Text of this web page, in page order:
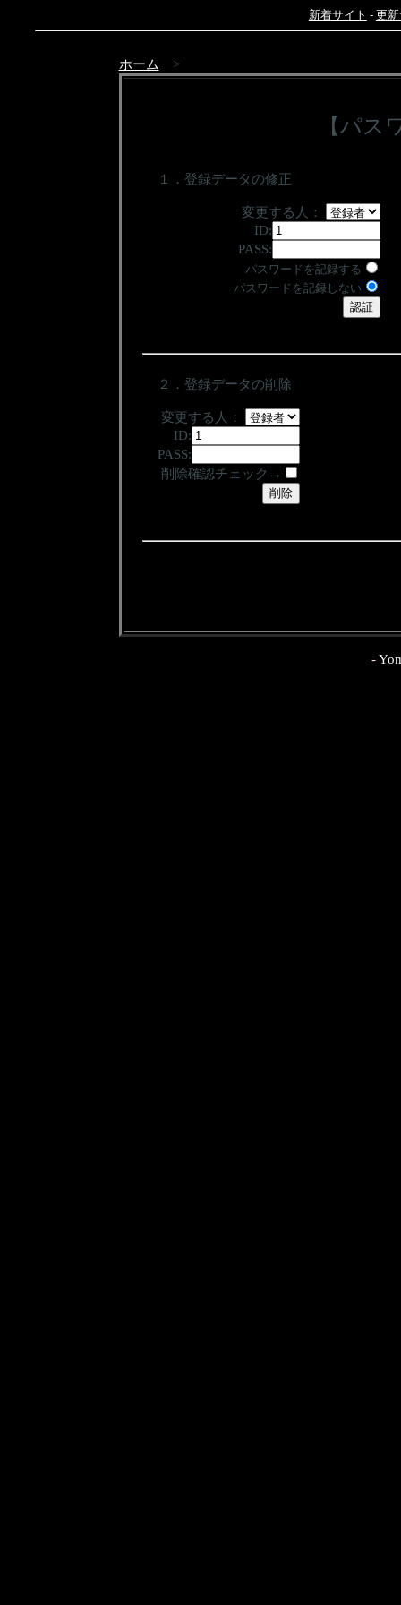
新着サイト - 更
ホーム >
【パス
１．登録データの修正
変更する人：
ID:
PASS:
パスワードを記録する
パスワードを記録しない
２．登録データの削除
変更する人：
ID:
PASS:
削除確認チェック→
-